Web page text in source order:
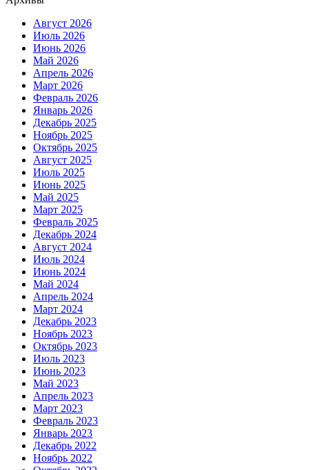
Август 2026
Июль 2026
Июнь 2026
Май 2026
Апрель 2026
Март 2026
Февраль 2026
Январь 2026
Декабрь 2025
Ноябрь 2025
Октябрь 2025
Август 2025
Июль 2025
Июнь 2025
Май 2025
Март 2025
Февраль 2025
Декабрь 2024
Август 2024
Июль 2024
Июнь 2024
Май 2024
Апрель 2024
Март 2024
Декабрь 2023
Ноябрь 2023
Октябрь 2023
Июль 2023
Июнь 2023
Май 2023
Апрель 2023
Март 2023
Февраль 2023
Январь 2023
Декабрь 2022
Ноябрь 2022